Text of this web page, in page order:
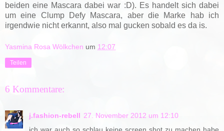
beiden eine Mascara dabei war :D). Es handelt sich dabei
um eine Clump Defy Mascara, aber die Marke hab ich
irgendwie nicht erkannt, also mal gucken sobald es da is.
Yasmina Rosa Wölkchen um 12:07
Teilen
6 Kommentare:
j.fashion-rebell 27. November 2012 um 12:10
ich war auch so schlau keine screen shot zu machen habe